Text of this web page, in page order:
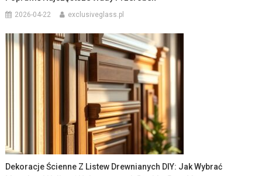
2026-04-22 exclusiveglass.pl
Dekoracje Ścienne Z Listew Drewnianych DIY: Jak Wybrać